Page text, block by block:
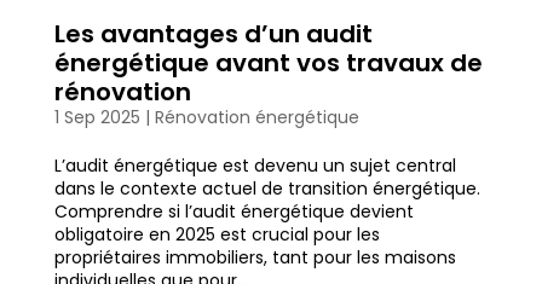
Les avantages d’un audit
énergétique avant vos travaux de
rénovation
1 Sep 2025 | Rénovation énergétique
L’audit énergétique est devenu un sujet central
dans le contexte actuel de transition énergétique.
Comprendre si l’audit énergétique devient
obligatoire en 2025 est crucial pour les
propriétaires immobiliers, tant pour les maisons